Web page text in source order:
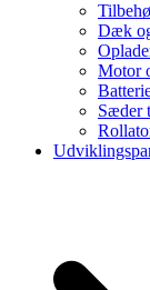
Dæk
Motor
Sæder